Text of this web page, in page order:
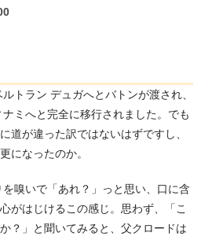
トラン デュガへとバトンが渡され、
ミへと完全に移行されました。でも
道が違った訳ではないはずですし、
になったのか。
嗅いで「あれ？」っと思い、口に含
がはじけるこの感じ。思わず、「こ
？」と聞いてみると、父クロードは